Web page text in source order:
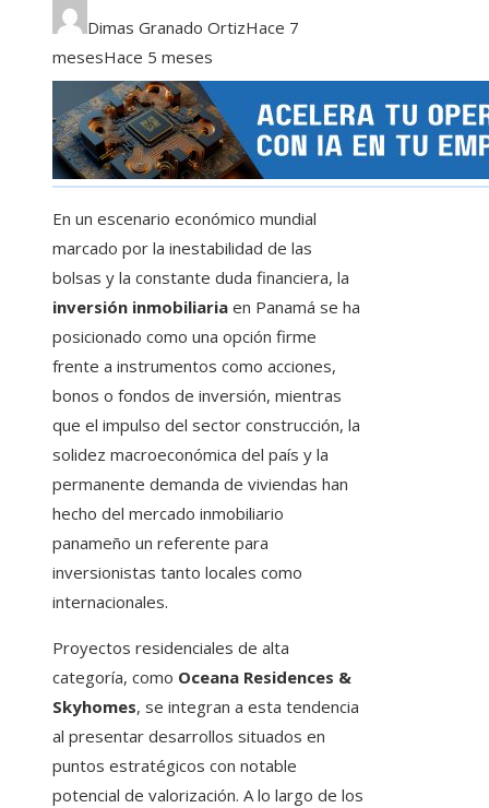
Dimas Granado OrtizHace 7
mesesHace 5 meses
En un escenario económico mundial
marcado por la inestabilidad de las
bolsas y la constante duda financiera, la
inversión inmobiliaria en Panamá se ha
posicionado como una opción firme
frente a instrumentos como acciones,
bonos o fondos de inversión, mientras
que el impulso del sector construcción, la
solidez macroeconómica del país y la
permanente demanda de viviendas han
hecho del mercado inmobiliario
panameño un referente para
inversionistas tanto locales como
internacionales.
Proyectos residenciales de alta
categoría, como Oceana Residences &
Skyhomes, se integran a esta tendencia
al presentar desarrollos situados en
puntos estratégicos con notable
potencial de valorización. A lo largo de los